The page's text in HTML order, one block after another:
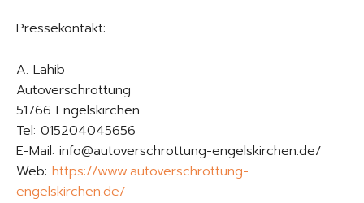
Pressekontakt:
A. Lahib
Autoverschrottung
51766 Engelskirchen
Tel: 015204045656
E-Mail: info@autoverschrottung-engelskirchen.de/
Web: https://www.autoverschrottung-
engelskirchen.de/